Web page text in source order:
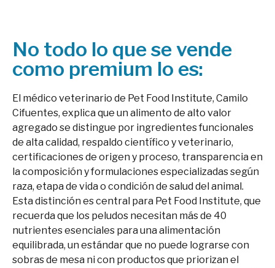
No todo lo que se vende
como premium lo es:
El médico veterinario de Pet Food Institute, Camilo
Cifuentes, explica que un alimento de alto valor
agregado se distingue por ingredientes funcionales
de alta calidad, respaldo científico y veterinario,
certificaciones de origen y proceso, transparencia en
la composición y formulaciones especializadas según
raza, etapa de vida o condición de salud del animal.
Esta distinción es central para Pet Food Institute, que
recuerda que los peludos necesitan más de 40
nutrientes esenciales para una alimentación
equilibrada, un estándar que no puede lograrse con
sobras de mesa ni con productos que priorizan el